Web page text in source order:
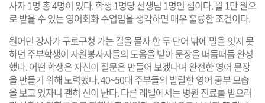
사자 1명 총 4명이 있다. 학생 1명당 선생님 1명인 셈이다. 월 1만 원으
로 받을 수 있는 영어회화 수업임을 생각하면 매우 훌륭한 조건이다.
원어민 강사가 구로구청 가는 길을 묻자 한 두 단어 밖에 말을 잇지 못
하던 주부학생이 자원봉사자들의 도움을 받아 문장을 떠듬떠듬 완성
했다. 어떤 학생은 자신이 질문은 만들어 보겠다며 완전한 영어 문장
을 만들기 위해 노력했다. 40~50대 주부들의 발랄한 영어 공부 모습
을 보고 있자니 괜히 신이 난다. 다른 레벨에서는 병원 진료를 받으러